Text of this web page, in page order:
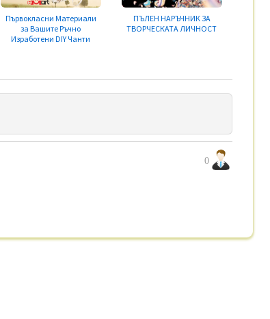
Първокласни Материали
за Вашите Ръчно
Изработени DIY Чанти
ПЪЛЕН НАРЪЧНИК ЗА
ТВОРЧЕСКАТА ЛИЧНОСТ
0